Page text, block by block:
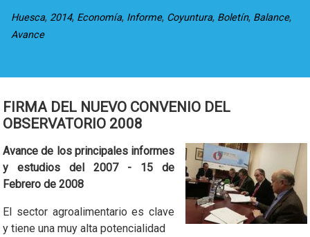
Huesca, 2014, Economía, Informe, Coyuntura, Boletín, Balance,
Avance
FIRMA DEL NUEVO CONVENIO DEL
OBSERVATORIO 2008
Avance de los principales informes
y estudios del 2007 - 15 de
Febrero de 2008
El sector agroalimentario es clave
y tiene una muy alta potencialidad